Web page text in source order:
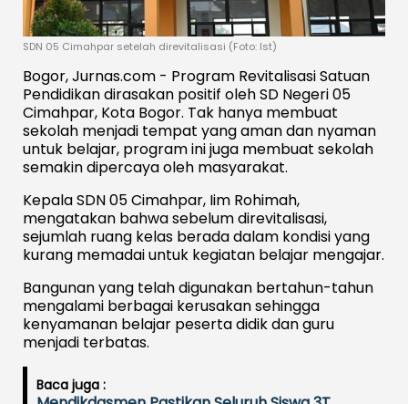
SDN 05 Cimahpar setelah direvitalisasi (Foto: Ist)
Bogor, Jurnas.com - Program Revitalisasi Satuan
Pendidikan dirasakan positif oleh SD Negeri 05
Cimahpar, Kota Bogor. Tak hanya membuat
sekolah menjadi tempat yang aman dan nyaman
untuk belajar, program ini juga membuat sekolah
semakin dipercaya oleh masyarakat.
Kepala SDN 05 Cimahpar, Iim Rohimah,
mengatakan bahwa sebelum direvitalisasi,
sejumlah ruang kelas berada dalam kondisi yang
kurang memadai untuk kegiatan belajar mengajar.
Bangunan yang telah digunakan bertahun-tahun
mengalami berbagai kerusakan sehingga
kenyamanan belajar peserta didik dan guru
menjadi terbatas.
Baca juga :